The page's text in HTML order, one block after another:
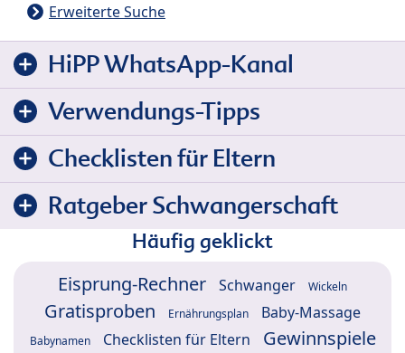
Erweiterte Suche
HiPP WhatsApp-Kanal
Verwendungs-Tipps
Checklisten für Eltern
Ratgeber Schwangerschaft
Häufig geklickt
Eisprung-Rechner Schwanger Wickeln
Gratisproben Ernährungsplan Baby-Massage
Babynamen Checklisten für Eltern
Gewinnspiele